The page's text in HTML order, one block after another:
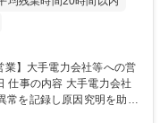
常を記録し原因究明を助け
勤（提案資料作成、Web